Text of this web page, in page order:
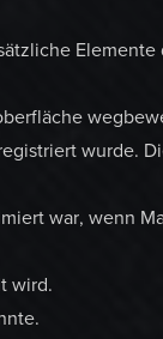
Elemente
wurde.
war, wenn
wird.